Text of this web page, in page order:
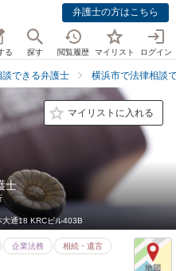
弁護士の方はこちら
る 探す 閲覧履歴 マイリスト ログイン
できる弁護士 横浜市で法律相談
マイリストに入れる
士
大通18 KRCビル403B
企業法務 相続・遺言